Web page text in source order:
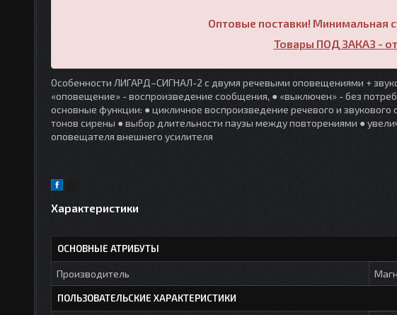
Оптовые поставки! Минимальная
Товары ПОД ЗАКАЗ - от
Особенности ЛИГАРД–СИГНАЛ-2 с двумя речевыми оповещениями +
«оповещение» - воспроизведение сообщения, ● «выключен» - без
основные функции: ● цикличное воспроизведение речевого и
тонов сирены ● выбор длительности паузы между повторениями ●
оповещателя внешнего усилителя
Характеристики
ОСНОВНЫЕ АТРИБУТЫ
Производитель
ПОЛЬЗОВАТЕЛЬСКИЕ ХАРАКТЕРИСТИКИ